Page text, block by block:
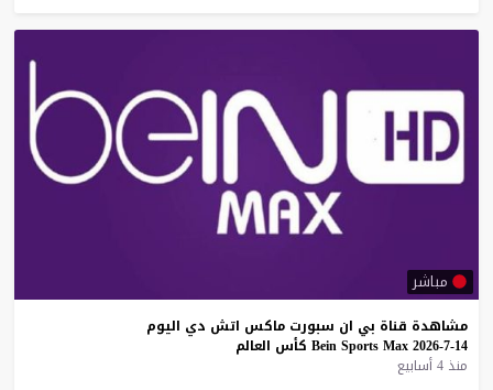
مباشر
مشاهدة قناة بي ان سبورت ماكس اتش دي اليوم
14-7-2026
Bein Sports Max كأس العالم
منذ 4 أسابيع